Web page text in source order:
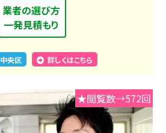
業者の選び方
一発見積もり
中央区 詳しくはこちら
★閲覧数→572回